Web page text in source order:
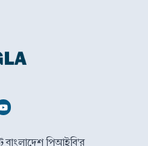
বাংলাদেশ পিআইবি'র